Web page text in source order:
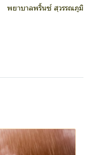
พยาบาลพริ้นซ์ สุวรรณภูมิ